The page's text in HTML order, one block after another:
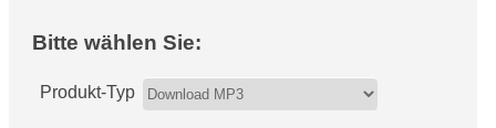
Bitte wählen Sie:
Produkt-Typ